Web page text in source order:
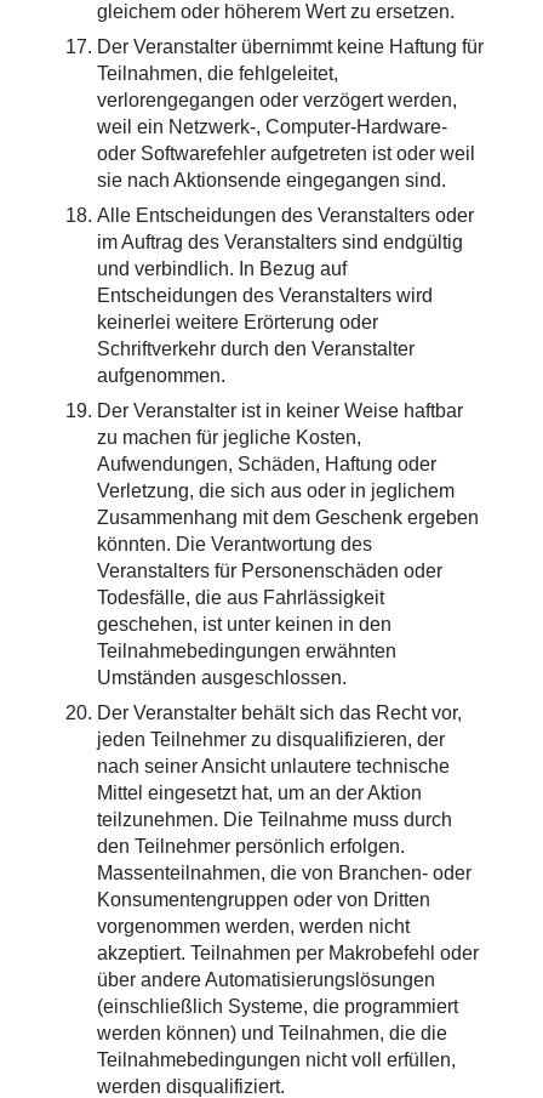
gleichem oder höherem Wert zu ersetzen.
Der Veranstalter übernimmt keine Haftung für
Teilnahmen, die fehlgeleitet,
verlorengegangen oder verzögert werden,
weil ein Netzwerk-, Computer-Hardware-
oder Softwarefehler aufgetreten ist oder weil
sie nach Aktionsende eingegangen sind.
Alle Entscheidungen des Veranstalters oder
im Auftrag des Veranstalters sind endgültig
und verbindlich. In Bezug auf
Entscheidungen des Veranstalters wird
keinerlei weitere Erörterung oder
Schriftverkehr durch den Veranstalter
aufgenommen.
Der Veranstalter ist in keiner Weise haftbar
zu machen für jegliche Kosten,
Aufwendungen, Schäden, Haftung oder
Verletzung, die sich aus oder in jeglichem
Zusammenhang mit dem Geschenk ergeben
könnten. Die Verantwortung des
Veranstalters für Personenschäden oder
Todesfälle, die aus Fahrlässigkeit
geschehen, ist unter keinen in den
Teilnahmebedingungen erwähnten
Umständen ausgeschlossen.
Der Veranstalter behält sich das Recht vor,
jeden Teilnehmer zu disqualifizieren, der
nach seiner Ansicht unlautere technische
Mittel eingesetzt hat, um an der Aktion
teilzunehmen. Die Teilnahme muss durch
den Teilnehmer persönlich erfolgen.
Massenteilnahmen, die von Branchen- oder
Konsumentengruppen oder von Dritten
vorgenommen werden, werden nicht
akzeptiert. Teilnahmen per Makrobefehl oder
über andere Automatisierungslösungen
(einschließlich Systeme, die programmiert
werden können) und Teilnahmen, die die
Teilnahmebedingungen nicht voll erfüllen,
werden disqualifiziert.